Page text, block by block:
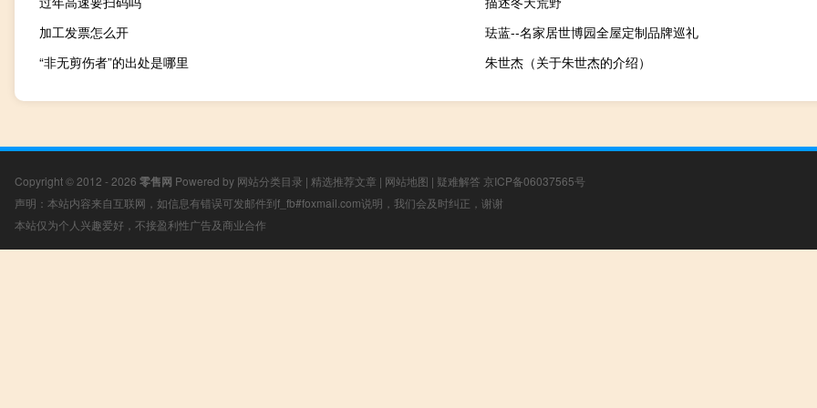
加工发票怎么开
珐蓝--名家居世博园全屋定制品牌巡礼
“非无剪伤者”的出处是哪里
朱世杰（关于朱世杰的介绍）
Copyright © 2012 - 2026 零售网 Powered by 网站分类目录 | 精选推荐文章 | 网站地图 | 疑难解答 京ICP备06037565号
声明：本站内容来自互联网，如信息有错误可发邮件到f_fb#foxmail.com说明，我们会及时纠正，谢谢
本站仅为个人兴趣爱好，不接盈利性广告及商业合作